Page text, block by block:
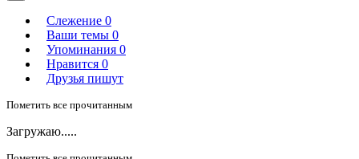
Слежение 0
Ваши темы 0
Упоминания 0
Нравится 0
Друзья пишут
Пометить все прочитанным
Загружаю.....